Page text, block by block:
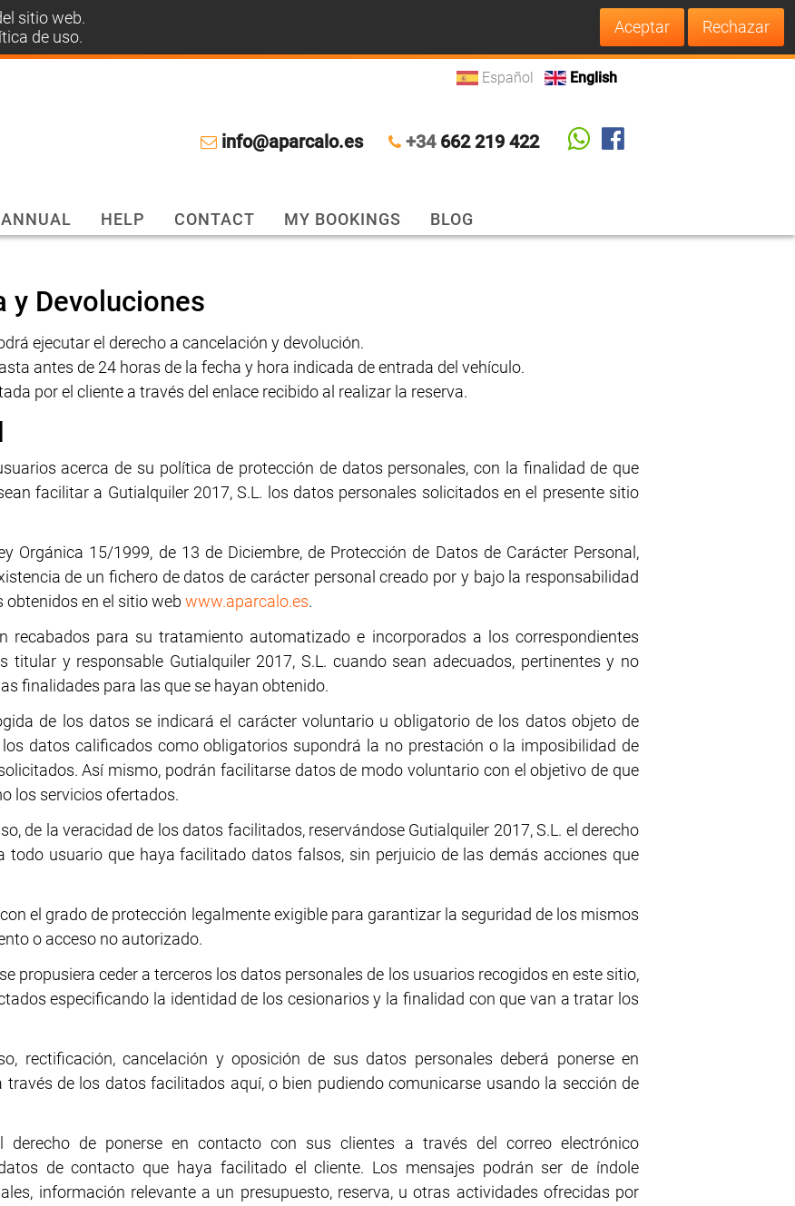
sitio web.
de uso.
Español English
info@aparcalo.es +34662 219 422
ANNUAL HELP CONTACT MY BOOKINGS BLOG
y Devoluciones
ejecutar el derecho a cancelación y devolución.
antes de 24 horas de la fecha y hora indicada de entrada del vehículo.
por el cliente a través del enlace recibido al realizar la reserva.
acerca de su política de protección de datos personales, con la finalidad de que
facilitar a Gutialquiler 2017, S.L. los datos personales solicitados en el presente sitio
Orgánica 15/1999, de 13 de Diciembre, de Protección de Datos de Carácter Personal,
de un fichero de datos de carácter personal creado por y bajo la responsabilidad
obtenidos en el sitio web www.aparcalo.es.
recabados para su tratamiento automatizado e incorporados a los correspondientes
y responsable Gutialquiler 2017, S.L. cuando sean adecuados, pertinentes y no
finalidades para las que se hayan obtenido.
de los datos se indicará el carácter voluntario u obligatorio de los datos objeto de
datos calificados como obligatorios supondrá la no prestación o la imposibilidad de
Así mismo, podrán facilitarse datos de modo voluntario con el objetivo de que
los servicios ofertados.
de la veracidad de los datos facilitados, reservándose Gutialquiler 2017, S.L. el derecho
todo usuario que haya facilitado datos falsos, sin perjuicio de las demás acciones que
el grado de protección legalmente exigible para garantizar la seguridad de los mismos
o acceso no autorizado.
propusiera ceder a terceros los datos personales de los usuarios recogidos en este sitio,
especificando la identidad de los cesionarios y la finalidad con que van a tratar los
rectificación, cancelación y oposición de sus datos personales deberá ponerse en
través de los datos facilitados aquí, o bien pudiendo comunicarse usando la sección de
derecho de ponerse en contacto con sus clientes a través del correo electrónico
de contacto que haya facilitado el cliente. Los mensajes podrán ser de índole
información relevante a un presupuesto, reserva, u otras actividades ofrecidas por